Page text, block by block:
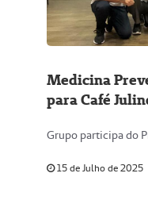
Medicina
para Café
Grupo participa do
15 de Julho de 2025